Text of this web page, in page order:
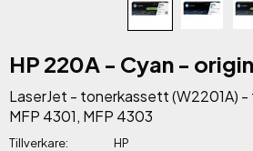
HP 220A - Cyan -
LaserJet - tonerkassett (W2201A) -
MFP 4301, MFP 4303
Tillverkare
HP